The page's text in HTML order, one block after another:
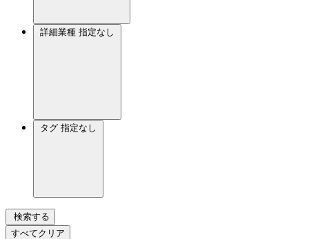
詳細業種 指定なし
タグ 指定なし
検索する
すべてクリア